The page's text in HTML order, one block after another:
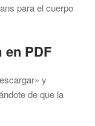
para el cuerpo
PDF
y
de que la